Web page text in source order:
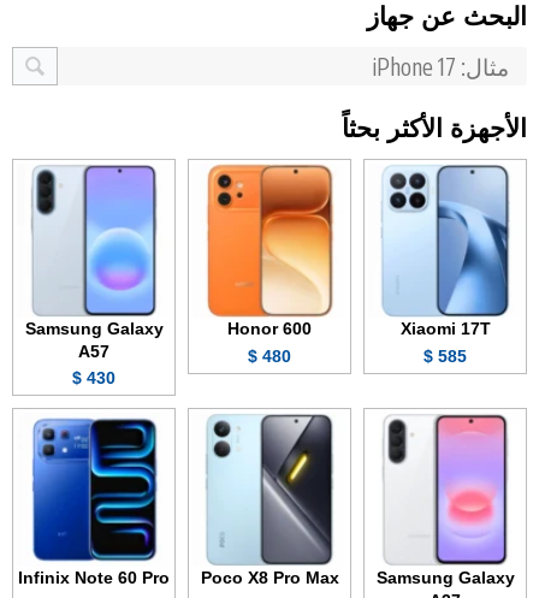
البحث عن جهاز
الأجهزة الأكثر بحثاً
Xiaomi 17T
585 $
Honor 600
480 $
Samsung Galaxy
A57
430 $
Samsung Galaxy
Poco X8 Pro Max
Infinix Note 60 Pro